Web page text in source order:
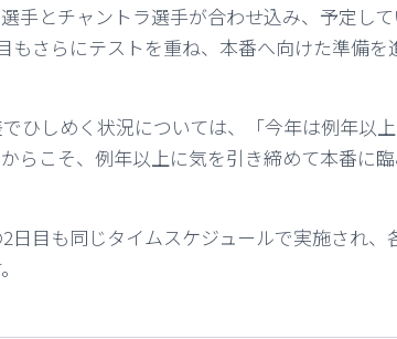
手とチャントラ選手が合わせ込み、予定し
もさらにテストを重ね、本番へ向けた準備を
ひしめく状況については、「今年は例年以
らこそ、例年以上に気を引き締めて本番に
日目も同じタイムスケジュールで実施され